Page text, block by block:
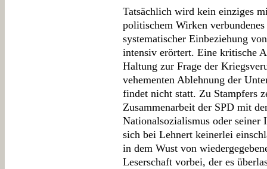
Tatsächlich wird kein einziges
politischem Wirken
systematischer Einbeziehung
intensiv erörtert. Eine kritische
Haltung zur Frage der
vehementen Ablehnung der
findet nicht statt. Zu Stampfers
Zusammenarbeit der SPD mit
Nationalsozialismus oder
sich bei Lehnert keinerlei
in dem Wust von
Leserschaft vorbei, der es